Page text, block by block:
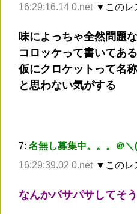
16:29:16.14 0.net ▼このレ
味によっちゃ全然問題
コロッケって書いてあ
仮にクロケットって名
と思わない気がする
7: 名無し募集中。。。＠
16:29:39.02 0.net ▼このレ
なんかパサパサしてそう